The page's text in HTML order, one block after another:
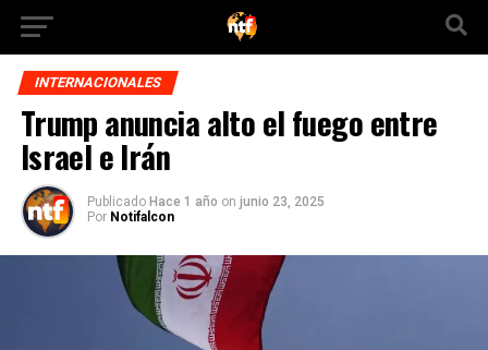
INTERNACIONALES
Trump anuncia alto el fuego entre
Israel e Irán
Publicado Hace 1 año on junio 23, 2025
Por Notifalcon